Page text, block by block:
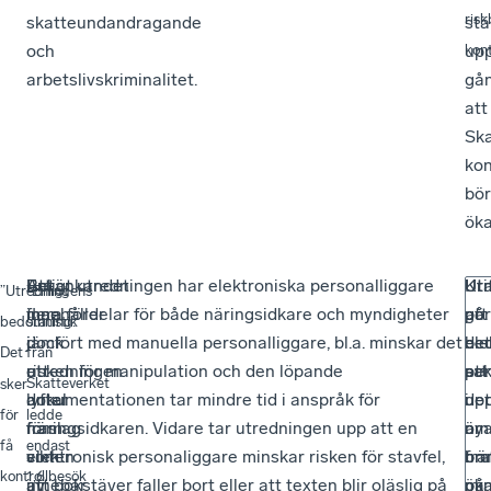
skatteundandragande
och
arbetslivskriminalitet.
att
bör
”Utredningens
bedömning:
Det
sker
för
få
kontrollbesök
”Enligt
statistik
från
Skatteverket
ledde
endast
1,6
Att
man
i
utredningen
lyfter
fram
vikten
av
Betänkandet
innehåller
dock
ett
antal
förslag
som
innebär
Enligt utredningen har elektroniska personalliggare
flera fördelar för både näringsidkare och myndigheter
jämfört med manuella personalliggare, bl.a. minskar det
risken för manipulation och den löpande
dokumentationen tar mindre tid i anspråk för
näringsidkaren. Vidare tar utredningen upp att en
elektronisk personaliggare minskar risken för stavfel,
att bokstäver faller bort eller att texten blir oläslig på
gör
att
det
är
på
i
att
det
om
på